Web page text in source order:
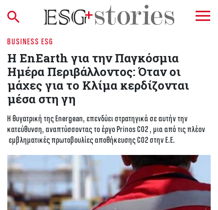
BUSINESS ESG
Η EnEarth για την Παγκόσμια
Ημέρα Περιβάλλοντος: Όταν οι
μάχες για το Κλίμα κερδίζονται
μέσα στη γη
Η θυγατρική της Energean, επενδύει στρατηγικά σε αυτήν την
κατεύθυνση, αναπτύσσοντας το έργο Prinos CO2 , μια από τις πλέον
εμβληματικές πρωτοβουλίες αποθήκευσης CO2 στην Ε.Ε.